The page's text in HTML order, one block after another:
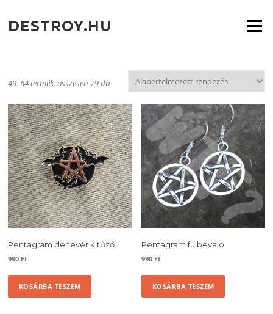
tartalomra
DESTROY.HU Menü
49–64 termék, összesen 79 db
Pentagram denevér kitűző
990 Ft
KOSÁRBA TESZEM
Pentagram fulbevalo
990 Ft
KOSÁRBA TESZEM